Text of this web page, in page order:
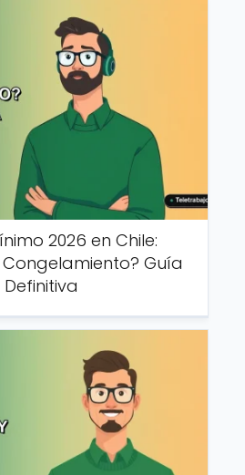
2026 en Chile:
Guía
Definitiva